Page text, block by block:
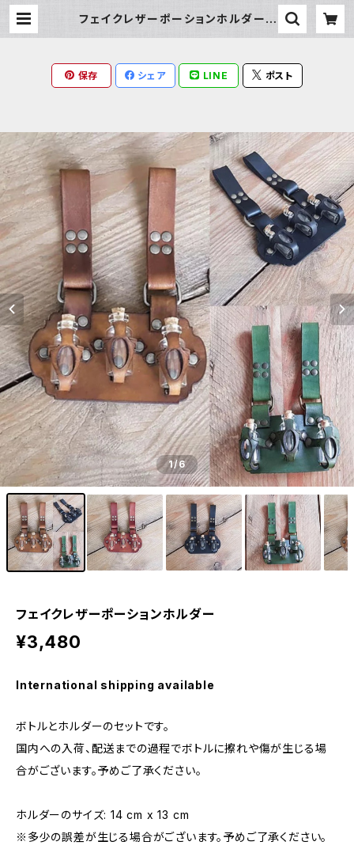
フェイクレザーポーションホルダー |
保存 シェア LINE ポスト
1/6
フェイクレザーポーションホルダー
¥3,480
International shipping available
ボトルとホルダーのセットです。
国内への入荷、配送までの過程でボトルに擦れや傷が生じる場
合がございます。予めご了承ください。
ホルダーのサイズ: 14 cm x 13 cm
※多少の誤差が生じる場合がございます。予めご了承ください。